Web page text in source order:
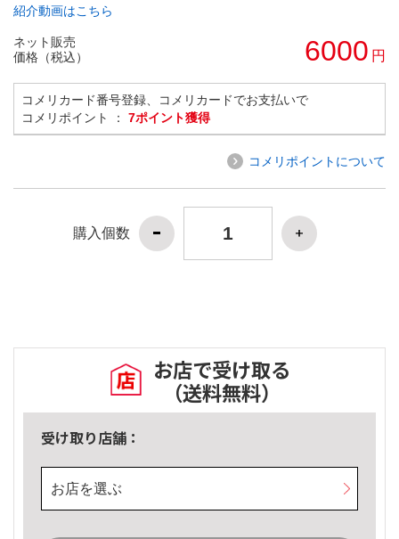
紹介動画はこちら
ネット販売
価格（税込）
6000 円
コメリカード番号登録、コメリカードでお支払いで
コメリポイント ： 7ポイント獲得
コメリポイントについて
購入個数
お店で受け取る
（送料無料）
受け取り店舗：
お店を選ぶ